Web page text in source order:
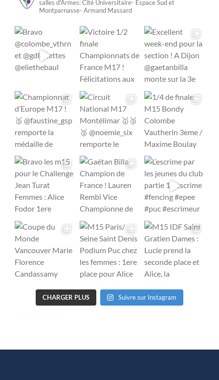
salles d'Armes:Cité Universitaire- Espace Sud et
Montparnasse- Armand Massard
CHARGER PLUS Suivre sur Instagram